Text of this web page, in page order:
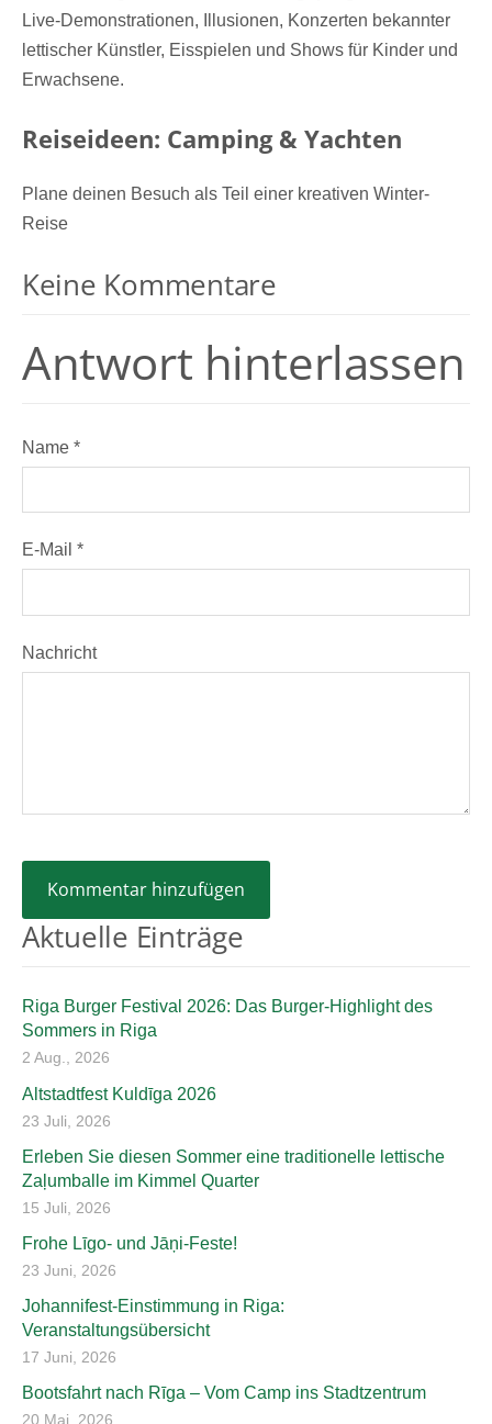
Aktuelle Einträge
Riga Burger Festival 2026: Das Burger-Highlight des
Sommers in Riga
2 Aug., 2026
Altstadtfest Kuldīga 2026
23 Juli, 2026
Erleben Sie diesen Sommer eine traditionelle lettische
Zaļumballe im Kimmel Quarter
15 Juli, 2026
Frohe Līgo- und Jāņi-Feste!
23 Juni, 2026
Johannifest-Einstimmung in Riga:
Veranstaltungsübersicht
17 Juni, 2026
Bootsfahrt nach Rīga – Vom Camp ins Stadtzentrum
20 Mai, 2026
Live-Demonstrationen, Illusionen, Konzerten bekannter
lettischer Künstler, Eisspielen und Shows für Kinder und
Erwachsene.
Reiseideen: Camping & Yachten
Plane deinen Besuch als Teil einer kreativen Winter-
Reise
Keine Kommentare
Antwort hinterlassen
Name *
E-Mail *
Nachricht